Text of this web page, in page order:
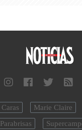
Caras Marie Claire
Parabrisas